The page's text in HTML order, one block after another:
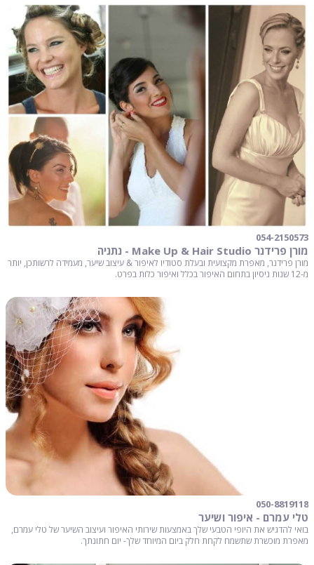
054-2150573
מורן פרידנר Make Up & Hair Studio - נתניה
מורן פרידנר, מאפרת מקצועית ובעלת סטודיו לאיפור & עיצוב שיער, מעמידה לרשותכן, יותר
מ-12 שנות ניסיון בתחום האיפור בכלל ואיפור כלות בפרט.
050-8819118
טלי עמרם - איפור ושיער
בואי להדגיש את היופי הטבעי שלך באמצעות שירותי האיפור ועיצוב השיער של טלי עמרם,
מאפרת מוכשרת שתשמח לקחת חלק ביום המיוחד שלך- יום חתונתך.